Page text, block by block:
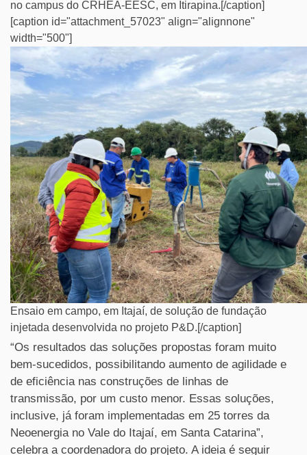
no campus do CRHEA-EESC, em Itirapina.[/caption]
[caption id="attachment_57023" align="alignnone"
width="500"]
Ensaio em campo, em Itajaí, de solução de fundação
injetada desenvolvida no projeto P&D.[/caption]
“Os resultados das soluções propostas foram muito
bem-sucedidos, possibilitando aumento de agilidade e
de eficiência nas construções de linhas de
transmissão, por um custo menor. Essas soluções,
inclusive, já foram implementadas em 25 torres da
Neoenergia no Vale do Itajaí, em Santa Catarina”,
celebra a coordenadora do projeto. A ideia é seguir